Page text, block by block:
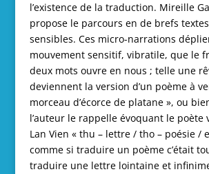
l’existence de la traduction. Mireille
propose le parcours en de brefs
sensibles. Ces micro-narrations
mouvement sensitif, vibratile, que le
deux mots ouvre en nous ; telle une
deviennent la version d’un poème à
morceau d’écorce de platane », ou
l’auteur le rappelle évoquant le poète
Lan Vien « thu – lettre / tho – poésie /
comme si traduire un poème c’était
traduire une lettre lointaine et